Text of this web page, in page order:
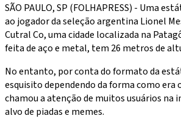
SÃO PAULO, SP (FOLHAPRESS) - Uma
ao jogador da seleção argentina Lionel
Cutral Co, uma cidade localizada na
feita de aço e metal, tem 26 metros de
No entanto, por conta do formato da
esquisito dependendo da forma como era
chamou a atenção de muitos usuários
alvo de piadas e memes.